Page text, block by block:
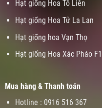
Hạt giống Hoa Tô Liên
Hạt giống Hoa Tử La Lan
Hạt giống hoa Vạn Thọ
Hạt giống Hoa Xác Pháo F1
Mua hàng & Thanh toán
Hotline : 0916 516 367